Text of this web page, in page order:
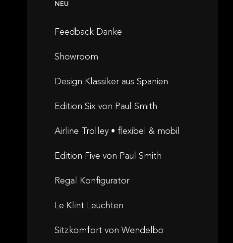
NEU
Feedback Danke
Showroom
Design Klassiker aus Spanien
Edition Six von Paul Smith
Airline Trolley • flexibel & mobil
Edition Five von Paul Smith
Regal Konfigurator
Le Klint Leuchten
Sitzkomfort von Wendelbo